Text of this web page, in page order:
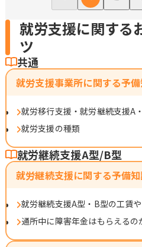
就労支援に関する
ツ
共通
就労支援事業所に関する予
就労移行支援・就労継続支援A
就労支援の種類
就労継続支援A型/B型
就労継続支援に関する予備
就労継続支援A型・B型の工賃
通所中に障害年金はもらえるの